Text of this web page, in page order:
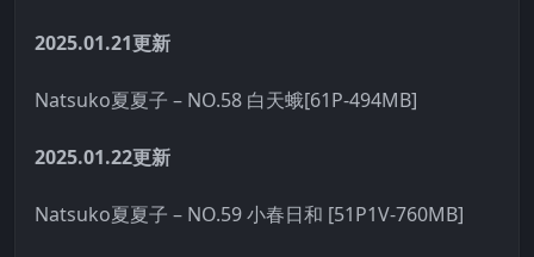
2025.01.21更新
Natsuko夏夏子 – NO.58 白天蛾[61P-494MB]
2025.01.22更新
Natsuko夏夏子 – NO.59 小春日和 [51P1V-760MB]